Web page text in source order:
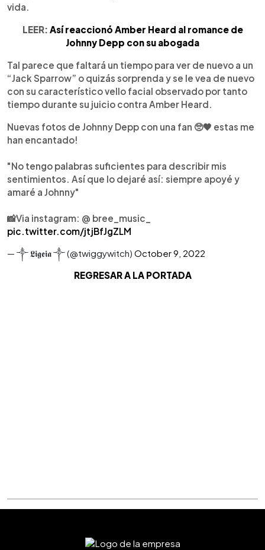
vida.
LEER: Así reaccionó Amber Heard al romance de
Johnny Depp con su abogada
Tal parece que faltará un tiempo para ver de nuevo a un
“Jack Sparrow” o quizás sorprenda y se le vea de nuevo
con su característico vello facial observado por tanto
tiempo durante su juicio contra Amber Heard.
Nuevas fotos de Johnny Depp con una fan 🥺🖤 estas me
han encantado!
"No tengo palabras suficientes para describir mis
sentimientos. Así que lo dejaré así: siempre apoyé y
amaré a Johnny"
📸Via instagram: @ bree_music_
pic.twitter.com/jtjBfJgZLM
— ༒ 𝕷𝖎𝖌𝖊𝖎𝖆 ༒ (@twiggywitch) October 9, 2022
REGRESAR A LA PORTADA